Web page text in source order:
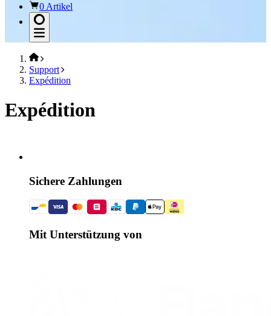
0 Artikel
Support
Expédition
Expédition
Sichere Zahlungen
Mit Unterstützung von